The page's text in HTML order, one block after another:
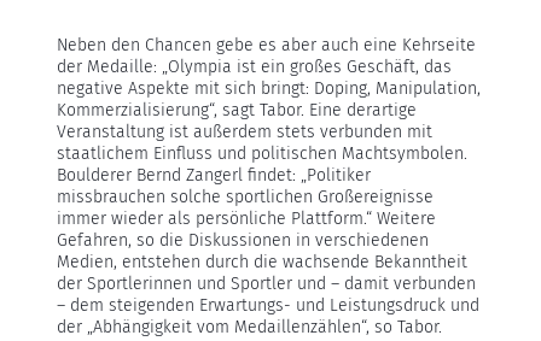
Neben den Chancen gebe es aber auch eine Kehrseite
der Medaille: „Olympia ist ein großes Geschäft, das
negative Aspekte mit sich bringt: Doping, Manipulation,
Kommerzialisierung“, sagt Tabor. Eine derartige
Veranstaltung ist außerdem stets verbunden mit
staatlichem Einfluss und politischen Machtsymbolen.
Boulderer Bernd Zangerl findet: „Politiker
missbrauchen solche sportlichen Großereignisse
immer wieder als persönliche Plattform.“ Weitere
Gefahren, so die Diskussionen in verschiedenen
Medien, entstehen durch die wachsende Bekanntheit
der Sportlerinnen und Sportler und – damit verbunden
– dem steigenden Erwartungs- und Leistungsdruck und
der „Abhängigkeit vom Medaillenzählen“, so Tabor.